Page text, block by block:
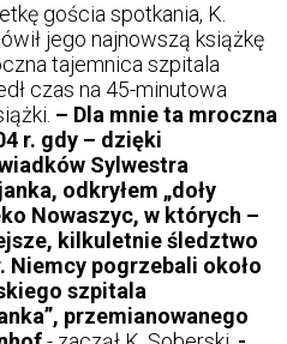
gościa spotkania, K.
jego najnowszą książkę
tajemnica szpitala
czas na 45-minutowa
– Dla mnie ta mroczna
r. gdy – dzięki
Sylwestra
odkryłem „doły
Nowaszyc, w których –
kilkuletnie śledztwo
Niemcy pogrzebali około
szpitala
przemianowanego